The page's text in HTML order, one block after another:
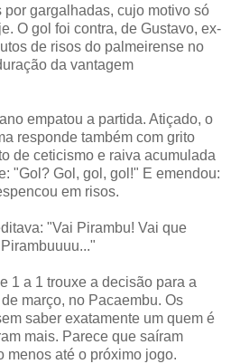
gargalhadas, cujo motivo só
O gol foi contra, de Gustavo, ex-
de risos do palmeirense no
da vantagem
empatou a partida. Atiçado, o
responde também com grito
de ceticismo e raiva acumulada
"Gol? Gol, gol, gol!" E emendou:
em risos.
"Vai Pirambu! Vai que
1 a 1 trouxe a decisão para a
março, no Pacaembu. Os
saber exatamente um quem é
mais. Parece que saíram
menos até o próximo jogo.